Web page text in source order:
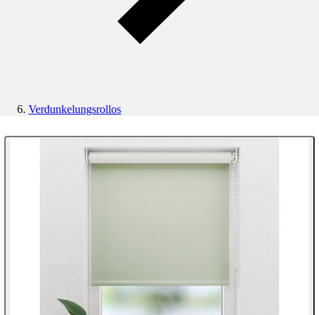
Verdunkelungsrollos